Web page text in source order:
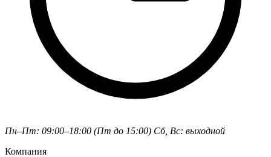
Пн–Пт: 09:00–18:00 (Пт до 15:00) Сб, Вс: выходной
Компания